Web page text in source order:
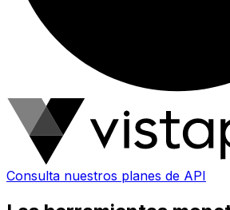
Consulta nuestros planes de API